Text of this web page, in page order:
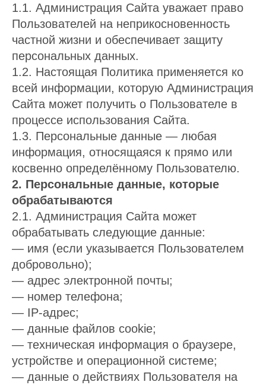
1.1. Администрация Сайта уважает право
Пользователей на неприкосновенность
частной жизни и обеспечивает защиту
персональных данных.
1.2. Настоящая Политика применяется ко
всей информации, которую Администрация
Сайта может получить о Пользователе в
процессе использования Сайта.
1.3. Персональные данные — любая
информация, относящаяся к прямо или
косвенно определённому Пользователю.
2. Персональные данные, которые
обрабатываются
2.1. Администрация Сайта может
обрабатывать следующие данные:
— имя (если указывается Пользователем
добровольно);
— адрес электронной почты;
— номер телефона;
— IP-адрес;
— данные файлов cookie;
— техническая информация о браузере,
устройстве и операционной системе;
— данные о действиях Пользователя на